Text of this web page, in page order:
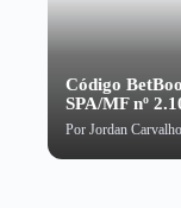
Código
SPA/MF nº
Por Jordan Carvalho